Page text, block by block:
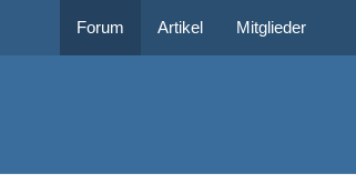
Forum Artikel Mitglieder